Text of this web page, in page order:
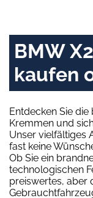
BMW
kaufen
Entdecken Sie
Kremmen und
Unser vielfältiges
fast keine
Ob Sie ein
technologischen
preiswertes, aber